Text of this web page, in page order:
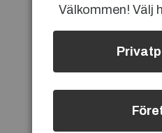
Välkommen! Välj